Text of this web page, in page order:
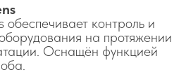
обеспечивает контроль и
на протяжении
Оснащён функцией